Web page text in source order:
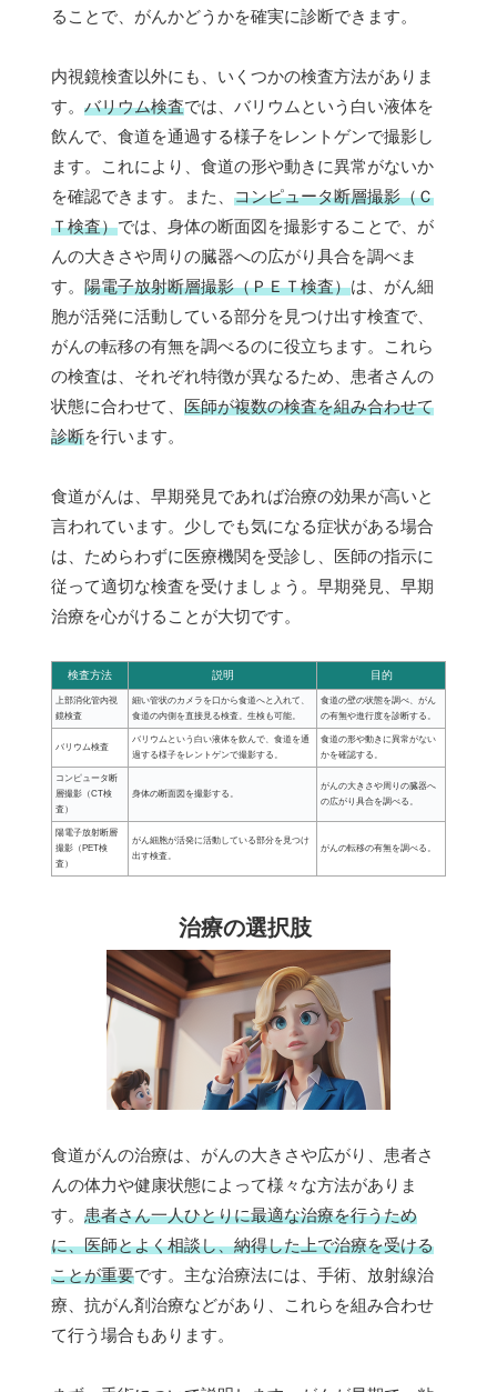
ることで、がんかどうかを確実に診断できます。
内視鏡検査以外にも、いくつかの検査方法がありま
す。 バリウム検査では、バリウムという白い液体を
飲んで、食道を通過する様子をレントゲンで撮影し
ます。これにより、食道の形や動きに異常がないか
を確認できます。また、 コンピュータ断層撮影（Ｃ
Ｔ検査）では、身体の断面図を撮影することで、が
んの大きさや周りの臓器への広がり具合を調べま
す。 陽電子放射断層撮影（ＰＥＴ検査）は、がん細
胞が活発に活動している部分を見つけ出す検査で、
がんの転移の有無を調べるのに役立ちます。これら
の検査は、それぞれ特徴が異なるため、患者さんの
状態に合わせて、 医師が複数の検査を組み合わせて
診断を行います。
食道がんは、早期発見であれば治療の効果が高いと
言われています。少しでも気になる症状がある場合
は、ためらわずに医療機関を受診し、医師の指示に
従って適切な検査を受けましょう。早期発見、早期
治療を心がけることが大切です。
検査方法 説明 目的
上部消化管内視
鏡検査
細い管状のカメラを口から食道へと入れて、
食道の内側を直接見る検査。生検も可能。
食道の壁の状態を調べ、がん
の有無や進行度を診断する。
バリウム検査
バリウムという白い液体を飲んで、食道を通
過する様子をレントゲンで撮影する。
食道の形や動きに異常がない
かを確認する。
コンピュータ断
層撮影（CT検
査）
身体の断面図を撮影する。
がんの大きさや周りの臓器へ
の広がり具合を調べる。
陽電子放射断層
撮影（PET検
査）
がん細胞が活発に活動している部分を見つけ
出す検査。
がんの転移の有無を調べる。
治療の選択肢
食道がんの治療は、がんの大きさや広がり、患者さ
んの体力や健康状態によって様々な方法がありま
す。 患者さん一人ひとりに最適な治療を行うため
に、医師とよく相談し、納得した上で治療を受ける
ことが重要です。主な治療法には、手術、放射線治
療、抗がん剤治療などがあり、これらを組み合わせ
て行う場合もあります。